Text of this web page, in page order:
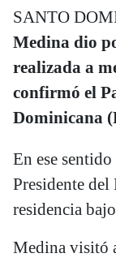
SANTO
Medina dio
realizada a
confirmó el
Dominicana
En ese
Presidente del
residencia
Medina visitó